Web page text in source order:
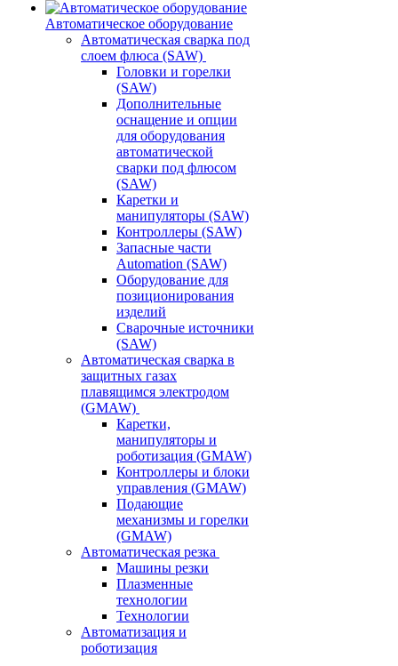
Автоматическое оборудование
Автоматическая сварка под
слоем флюса (SAW)
Головки и горелки
(SAW)
Дополнительные
оснащение и опции
для оборудования
автоматической
сварки под флюсом
(SAW)
Каретки и
манипуляторы (SAW)
Контроллеры (SAW)
Запасные части
Automation (SAW)
Оборудование для
позиционирования
изделий
Сварочные источники
(SAW)
Автоматическая сварка в
защитных газах
плавящимся электродом
(GMAW)
Каретки,
манипуляторы и
роботизация (GMAW)
Контроллеры и блоки
управления (GMAW)
Подающие
механизмы и горелки
(GMAW)
Автоматическая резка
Машины резки
Плазменные
технологии
Технологии
Автоматизация и
роботизация